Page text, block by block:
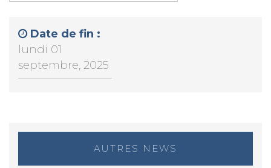
Date de fin :
lundi 01
septembre, 2025
AUTRES NEWS